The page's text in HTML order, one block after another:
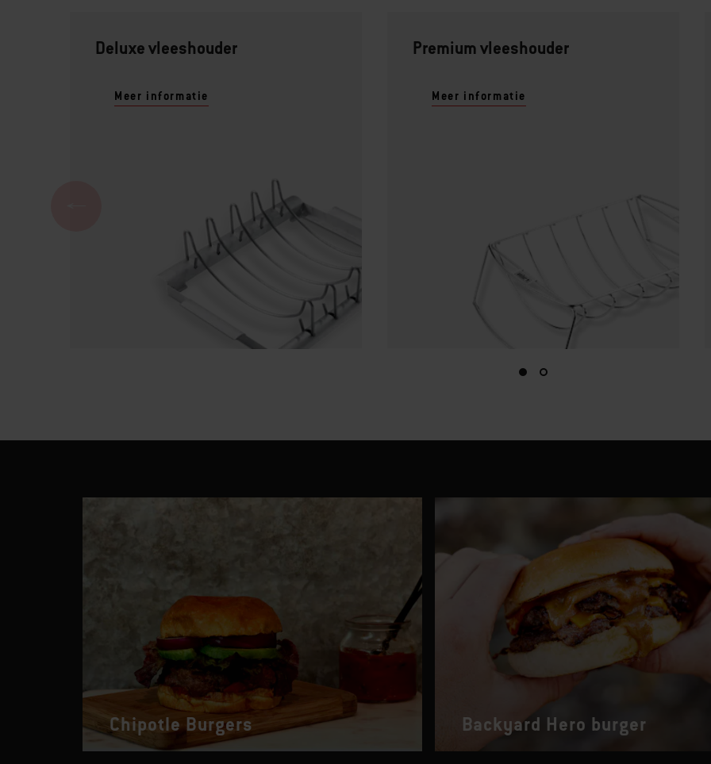
Deluxe vleeshouder
Meer informatie
Premium vleeshouder
Meer informatie
Chipotle Burgers Backyard Hero burger